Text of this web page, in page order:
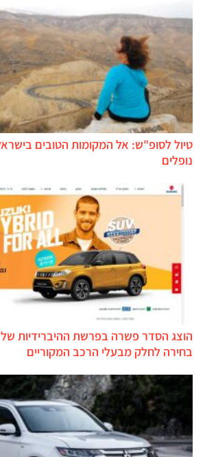
טיול לסופ"ש: אל המקומות הטובים
נופלים
בחירה לחלק מבעלי הרכב המקוריים